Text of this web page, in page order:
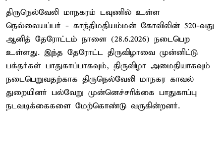
திருநெல்வேலி மாநகரம் டவுணில் உள்ள
நெல்லையப்பர் - காந்திமதியம்மன் கோவிலின் 520-வது
ஆனித் தேரோட்டம் நாளை (28.6.2026) நடைபெற
உள்ளது. இந்த தேரோட்ட திருவிழாவை முன்னிட்டு
பக்தர்கள் பாதுகாப்பாகவும், திருவிழா அமைதியாகவும்
நடைபெறுவதற்காக திருநெல்வேலி மாநகர காவல்
துறையினர் பல்வேறு முன்னெச்சரிக்கை பாதுகாப்பு
நடவடிக்கைகளை மேற்கொண்டு வருகின்றனர்.